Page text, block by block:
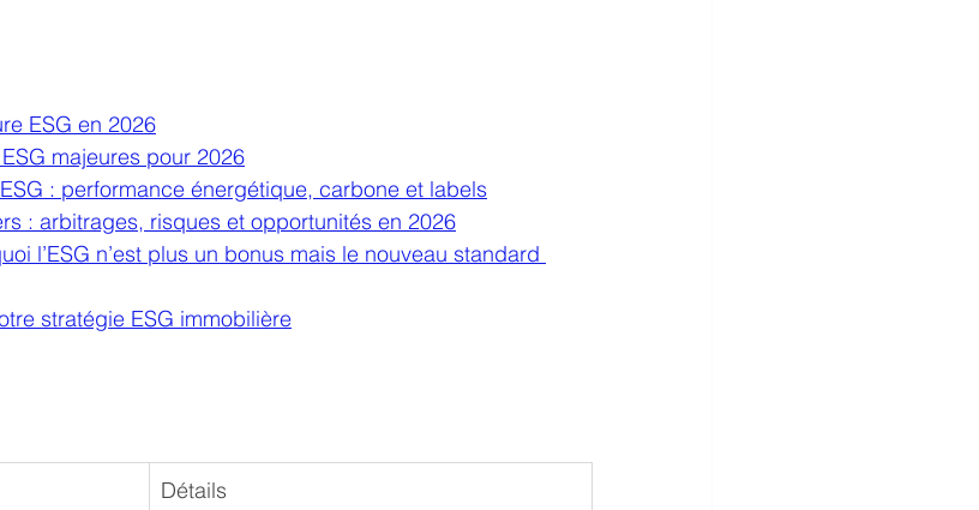
ESG en 2026
majeures pour 2026
: performance énergétique, carbone et labels
: arbitrages, risques et opportunités en 2026
l’ESG n’est plus un bonus mais le nouveau standard
stratégie ESG immobilière
Détails